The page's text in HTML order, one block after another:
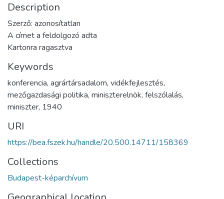
Description
Szerző: azonosítatlan
A címet a feldolgozó adta
Kartonra ragasztva
Keywords
konferencia, agrártársadalom, vidékfejlesztés,
mezőgazdasági politika, miniszterelnök, felszólalás,
miniszter, 1940
URI
https://bea.fszek.hu/handle/20.500.14711/158369
Collections
Budapest-képarchívum